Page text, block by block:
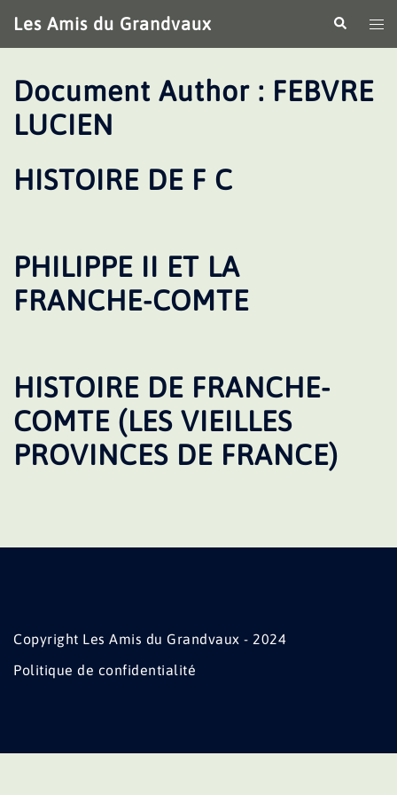
au
contenu
Les Amis du Grandvaux
le
Document Author : FEBVRE
LUCIEN
HISTOIRE DE F C
PHILIPPE II ET LA
FRANCHE-COMTE
HISTOIRE DE FRANCHE-
COMTE (LES VIEILLES
PROVINCES DE FRANCE)
Copyright Les Amis du Grandvaux - 2024
Politique de confidentialité